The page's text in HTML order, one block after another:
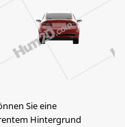
Sie eine
Hintergrund